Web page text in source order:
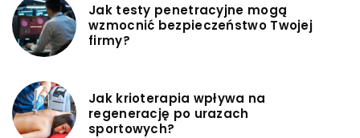
Jak testy penetracyjne mogą
wzmocnić bezpieczeństwo Twojej
firmy?
Jak krioterapia wpływa na
regenerację po urazach
sportowych?